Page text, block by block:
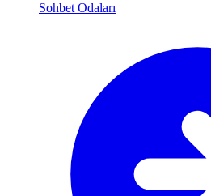
Sohbet Odaları